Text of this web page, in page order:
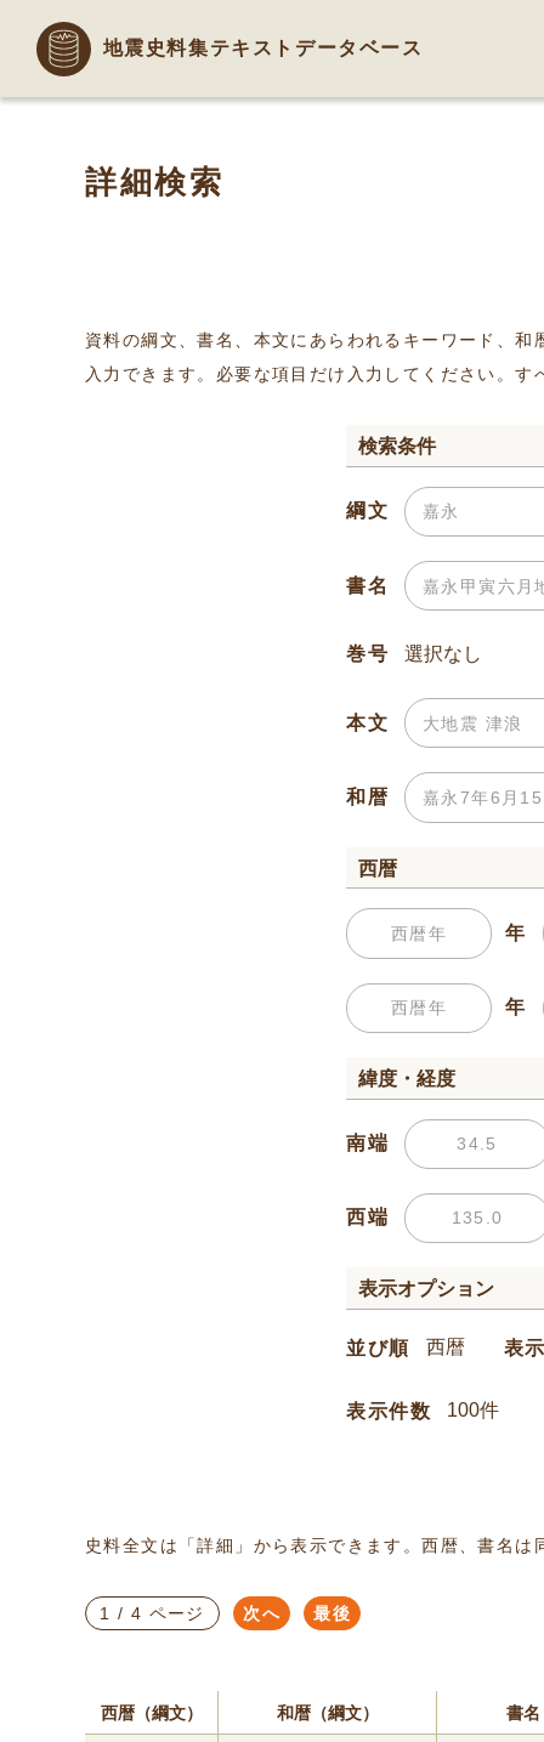
地震史料集テキストデータベース
詳細検索
資料の綱文、書名、本文にあらわれるキーワード、
入力できます。必要な項目だけ入力してください。
検索条件
綱文
書名
巻号
本文
和暦
西暦
年
年
緯度・経度
南端
西端
表示オプション
並び順 表
表示件数
史料全文は「詳細」から表示できます。西暦、書名
1 / 4 ページ 次へ 最後
西暦（綱文） 和暦（綱文） 書名